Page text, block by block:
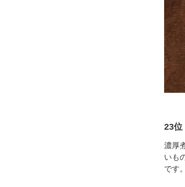
23
濃厚
いも
です